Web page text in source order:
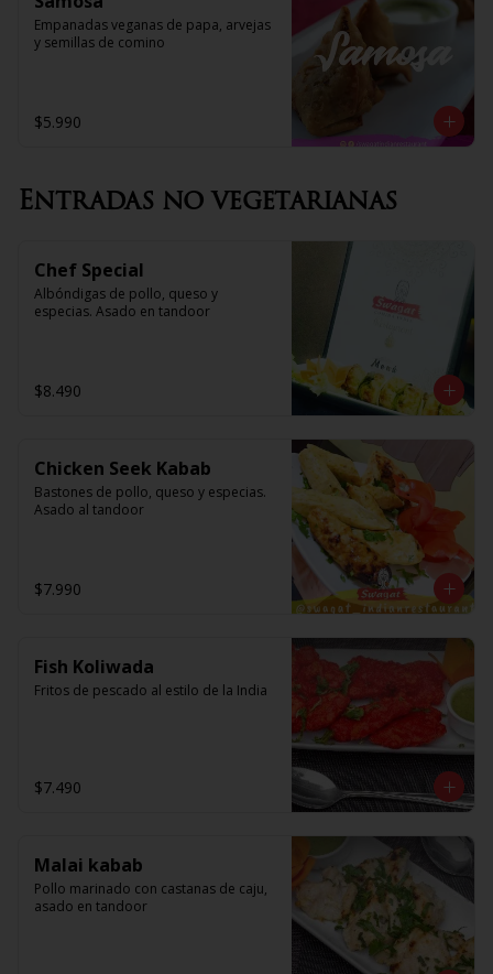
Empanadas veganas de papa, arvejas
y semillas de comino
$5.990
Entradas no vegetarianas
Chef Special
Albóndigas de pollo, queso y
especias. Asado en tandoor
$8.490
Chicken Seek Kabab
Bastones de pollo, queso y especias.
Asado al tandoor
$7.990
Fish Koliwada
Fritos de pescado al estilo de la India
$7.490
Malai kabab
Pollo marinado con castanas de caju,
asado en tandoor